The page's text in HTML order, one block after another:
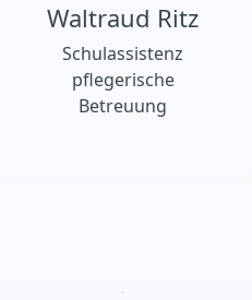
Waltraud Ritz
Schulassistenz
pflegerische
Betreuung